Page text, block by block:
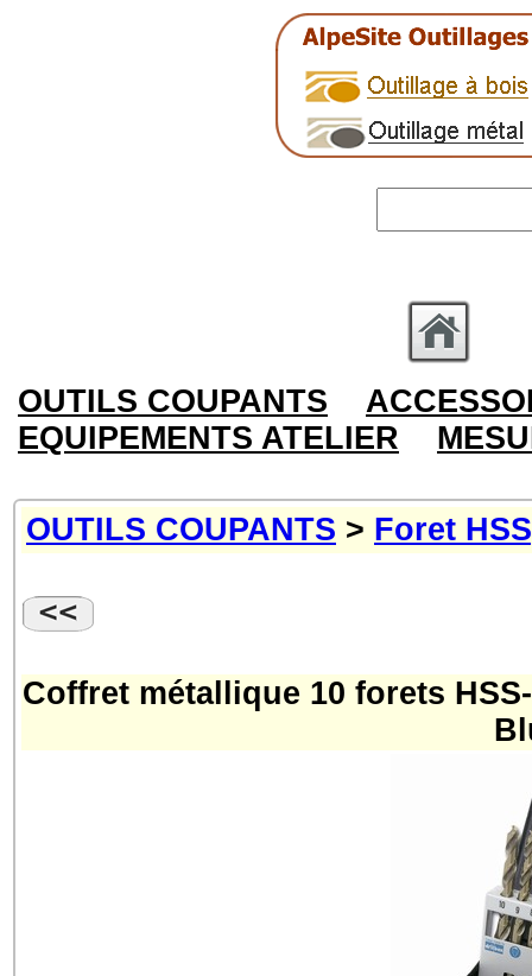
OUTILS COUPANTS
EQUIPEMENTS ATELIER
OUTILS COUPANTS > Foret
Coffret métallique 10 forets